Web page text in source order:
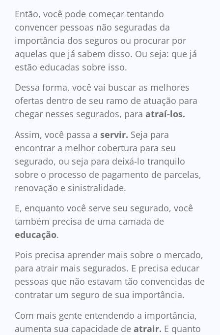
Então, você pode começar tentando
convencer pessoas não seguradas da
importância dos seguros ou procurar por
aquelas que já sabem disso. Ou seja: que já
estão educadas sobre isso.
Dessa forma, você vai buscar as melhores
ofertas dentro de seu ramo de atuação para
chegar nesses segurados, para atraí-los.
Assim, você passa a servir. Seja para
encontrar a melhor cobertura para seu
segurado, ou seja para deixá-lo tranquilo
sobre o processo de pagamento de parcelas,
renovação e sinistralidade.
E, enquanto você serve seu segurado, você
também precisa de uma camada de
educação.
Pois precisa aprender mais sobre o mercado,
para atrair mais segurados. E precisa educar
pessoas que não estavam tão convencidas de
contratar um seguro de sua importância.
Com mais gente entendendo a importância,
aumenta sua capacidade de atrair. E quanto